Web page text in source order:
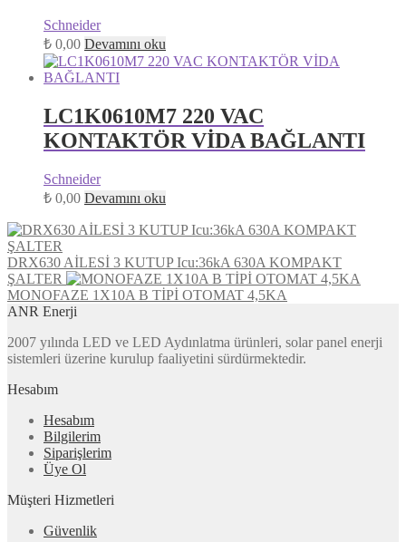
Schneider
₺ 0,00 Devamını oku
LC1K0610M7 220 VAC
KONTAKTÖR VİDA BAĞLANTI
Schneider
₺ 0,00 Devamını oku
DRX630 AİLESİ 3 KUTUP Icu:36kA 630A KOMPAKT
ŞALTER
MONOFAZE 1X10A B TİPİ OTOMAT 4,5KA
ANR Enerji
2007 yılında LED ve LED Aydınlatma ürünleri, solar panel enerji
sistemleri üzerine kurulup faaliyetini sürdürmektedir.
Hesabım
Hesabım
Bilgilerim
Siparişlerim
Üye Ol
Müşteri Hizmetleri
Güvenlik